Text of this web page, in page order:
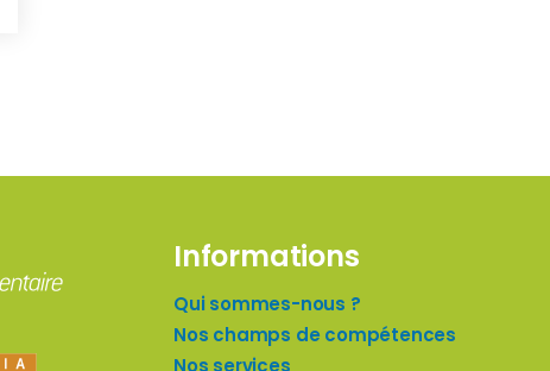
Informations
Qui sommes-nous ?
Nos champs de compétences
Nos services